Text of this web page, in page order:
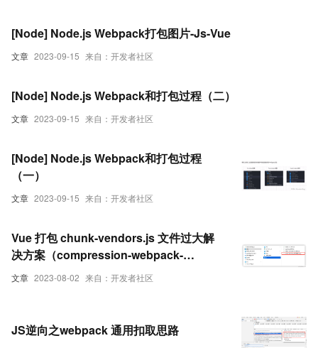
文章 2023-09-15 来自：开发者社区
[Node] Node.js Webpack打包图片-Js-Vue
文章 2023-09-15 来自：开发者社区
[Node] Node.js Webpack和打包过程（二）
文章 2023-09-15 来自：开发者社区
[Node] Node.js Webpack和打包过程
（一）
文章 2023-08-02 来自：开发者社区
Vue 打包 chunk-vendors.js 文件过大解
决方案（compression-webpack-
plugin）
JS逆向之webpack 通用扣取思路